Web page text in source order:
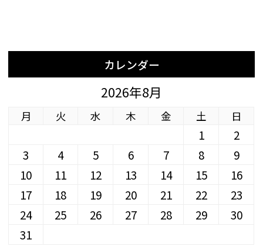
カレンダー
2026年8月
月 火 水 木 金 土 日
1
2
3
4 5 6 7 8
9
10
11 12 13 14 15
16
17
18 19 20 21 22
23
24
25 26 27 28 29
30
31